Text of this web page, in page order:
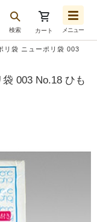
検索 カート メニュー
文
リ袋 ニューポリ袋 003
003 No.18 ひも